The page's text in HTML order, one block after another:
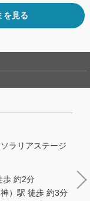
を見る
ラリアステージ
歩 約2分
）駅 徒歩 約3分